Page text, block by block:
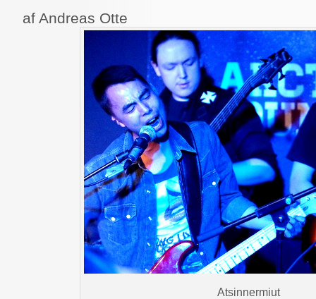
af Andreas Otte
Atsinnermiut